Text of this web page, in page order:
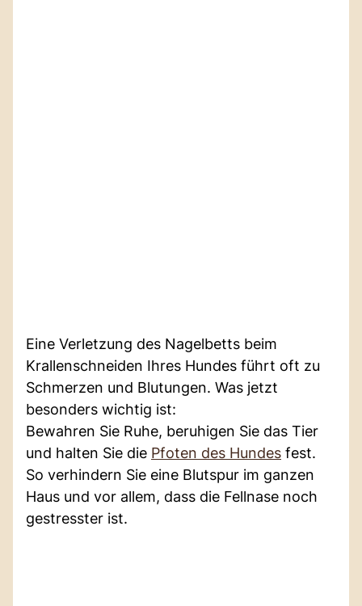
Eine Verletzung des Nagelbetts beim
Krallenschneiden Ihres Hundes führt oft zu
Schmerzen und Blutungen. Was jetzt
besonders wichtig ist:
Bewahren Sie Ruhe, beruhigen Sie das Tier
und halten Sie die Pfoten des Hundes fest.
So verhindern Sie eine Blutspur im ganzen
Haus und vor allem, dass die Fellnase noch
gestresster ist.